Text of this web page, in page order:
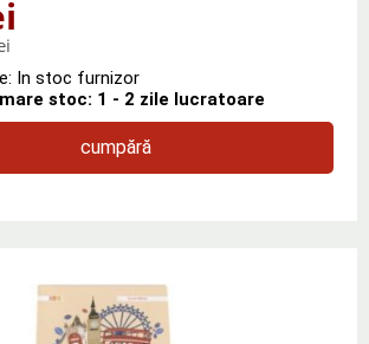
In stoc furnizor
stoc: 1 - 2 zile lucratoare
cumpără